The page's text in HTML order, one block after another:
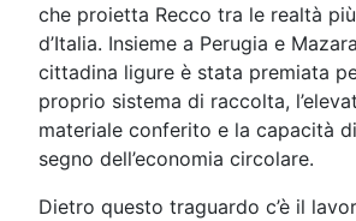
che proietta Recco tra le realtà
d’Italia. Insieme a Perugia e
cittadina ligure è stata premiata
proprio sistema di raccolta,
materiale conferito e la capacità
segno dell’economia circolare.
Dietro questo traguardo c’è il